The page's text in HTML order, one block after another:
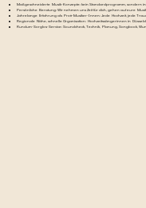
Maßgeschneiderte Musik-Konzepte: kein Standardprogramm, sondern
Persönliche Beratung: Wir nehmen uns Zeit für dich, gehen auf eure
Jahrelange Erfahrung als Profi-Musiker-Innen: Jede Hochzeit, jede
Regionale Nähe, schnelle Organisation: Hochzeitssängerinnen in
Rundum-Sorglos-Service: Soundcheck, Technik, Planung, Songbook,